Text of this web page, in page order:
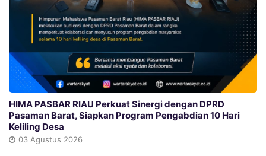
HIMA PASBAR RIAU Perkuat Sinergi dengan DPRD
Pasaman Barat, Siapkan Program Pengabdian 10 Hari
Keliling Desa
03 Agustus 2026